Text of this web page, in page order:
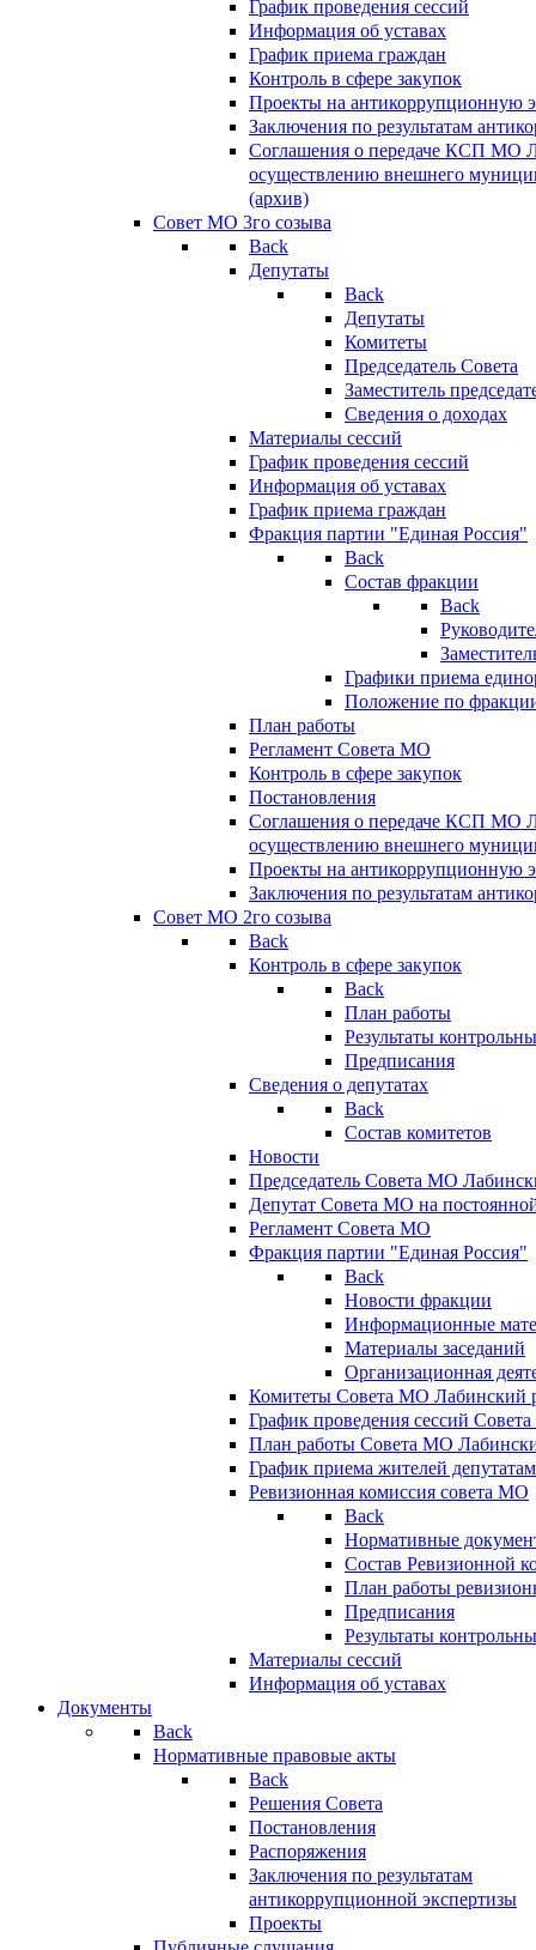
График проведения сессий
Информация об уставах
График приема граждан
Контроль в сфере закупок
Проекты на антикоррупционную
Заключения по результатам
Соглашения о передаче КСП МО
осуществлению внешнего
(архив)
Совет МО 3го созыва
Back
Депутаты
Back
Депутаты
Комитеты
Председатель Совета
Заместитель
Сведения о доходах
Материалы сессий
График проведения сессий
Информация об уставах
График приема граждан
Фракция партии "Единая Россия"
Back
Состав фракции
Back
Графики приема
Положение по
План работы
Регламент Совета МО
Контроль в сфере закупок
Постановления
Соглашения о передаче КСП МО
осуществлению внешнего
Проекты на антикоррупционную
Заключения по результатам
Совет МО 2го созыва
Back
Контроль в сфере закупок
Back
План работы
Результаты
Предписания
Сведения о депутатах
Back
Состав комитетов
Новости
Председатель Совета МО
Депутат Совета МО на
Регламент Совета МО
Фракция партии "Единая Россия"
Back
Новости фракции
Информационные
Материалы заседаний
Организационная
Комитеты Совета МО Лабинский
График проведения сессий
План работы Совета МО
График приема жителей
Ревизионная комиссия совета МО
Back
Нормативные
Состав Ревизионной
План работы
Предписания
Результаты
Материалы сессий
Информация об уставах
Документы
Back
Нормативные правовые акты
Back
Решения Совета
Постановления
Распоряжения
Заключения по результатам
антикоррупционной экспертизы
Проекты